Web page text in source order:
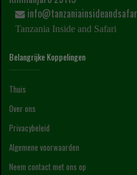
Tanzania Inside and Safari
Belangrijke Koppelingen
Thuis
Over ons
Privacybeleid
Algemene voorwaarden
Neem contact met ons op